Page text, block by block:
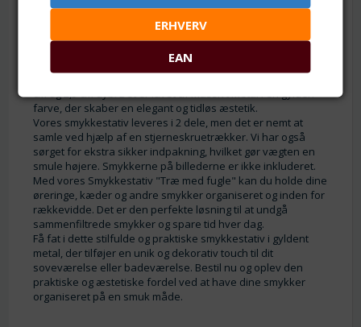
Opbevar dine smykker på en organiseret og stilfuld måde
med vores smykkestativ Dette smukke smykkestativ er
charmerende touch til dit værelse.
cm og 2,5 cm dyb. Det er lavet af massivt metal i en gylden
farve, der skaber en elegant og tidløs æstetik.
Vores smykkestativ leveres i 2 dele, men det er nemt at
samle ved hjælp af en stjerneskruetrækker. Vi har også
sørget for ekstra sikker indpakning, hvilket gør vægten en
smule højere. Smykkerne på billederne er ikke inkluderet.
Med vores Smykkestativ "Træ med fugle" kan du holde dine
øreringe, kæder og andre smykker organiseret og inden for
rækkevidde. Det er den perfekte løsning til at undgå
sammenfiltrede smykker og spare tid hver dag.
Få fat i dette stilfulde og praktiske smykkestativ i gyldent
metal, der tilføjer en unik og dekorativ touch til dit
soveværelse eller badeværelse. Bestil nu og oplev den
praktiske og æstetiske fordel ved at have dine smykker
organiseret på en smuk måde.
ERHVERV
EAN